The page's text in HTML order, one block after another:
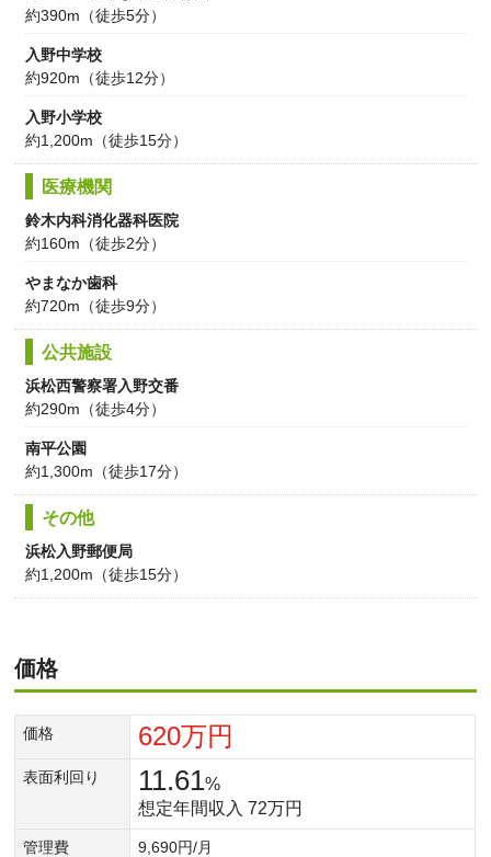
約390m（徒歩5分）
入野中学校
約920m（徒歩12分）
入野小学校
約1,200m（徒歩15分）
医療機関
鈴木内科消化器科医院
約160m（徒歩2分）
やまなか歯科
約720m（徒歩9分）
公共施設
浜松西警察署入野交番
約290m（徒歩4分）
南平公園
約1,300m（徒歩17分）
その他
浜松入野郵便局
約1,200m（徒歩15分）
価格
価格 620万円
表面利回り 11.61%
想定年間収入 72万円
管理費 9,690円/月